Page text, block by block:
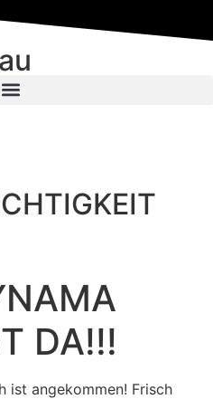
DA!!!
ist angekommen! Frisch